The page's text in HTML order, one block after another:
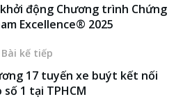
động Chương trình Chứng
Excellence® 2025
Bài kế tiếp
17 tuyến xe buýt kết nối
1 tại TPHCM